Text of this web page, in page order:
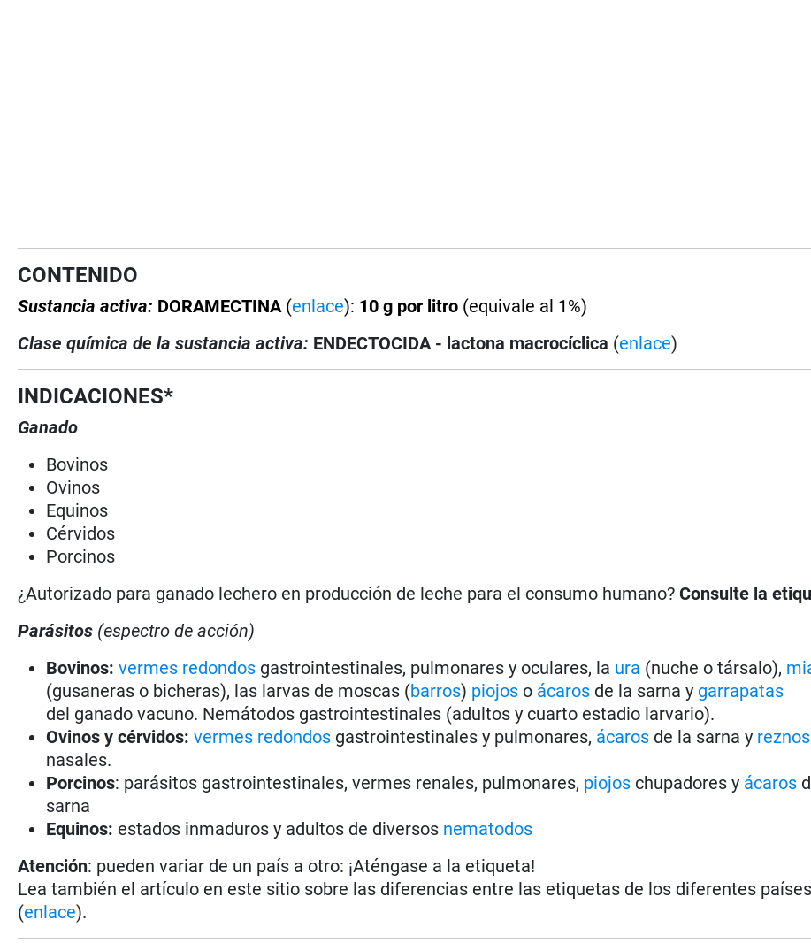
CONTENIDO
Sustancia activa: DORAMECTINA (enlace): 10 g por litro (equivale al 1%)
Clase química de la sustancia activa: ENDECTOCIDA - lactona macrocíclica (enlace)
INDICACIONES*
Ganado
Bovinos
Ovinos
Equinos
Cérvidos
Porcinos
¿Autorizado para ganado lechero en producción de leche para el consumo humano?Consulte la
Parásitos (espectro de acción)
Bovinos: vermes redondos gastrointestinales, pulmonares y oculares, la ura (nuche o társalo),
(gusaneras o bicheras), las larvas de moscas (barros) piojos o ácaros de la sarna y garrapatas
del ganado vacuno. Nemátodos gastrointestinales (adultos y cuarto estadio larvario).
Ovinos y cérvidos:vermes redondos gastrointestinales y pulmonares, ácaros de la sarna y reznos
nasales.
Porcinos: parásitos gastrointestinales, vermes renales, pulmonares, piojos chupadores y ácaros
sarna
Equinos: estados inmaduros y adultos de diversos nematodos
Atención: pueden variar de un país a otro: ¡Aténgase a la etiqueta!
Lea también el artículo en este sitio sobre las diferencias entre las etiquetas de los diferentes países
(enlace).